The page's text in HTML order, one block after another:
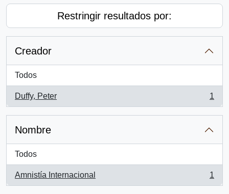
Restringir resultados por:
Creador
Todos
Duffy, Peter
, 1 resultados
1
Nombre
Todos
Amnistía Internacional
, 1 resultados
1